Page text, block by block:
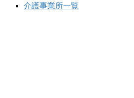
介護事業所一覧